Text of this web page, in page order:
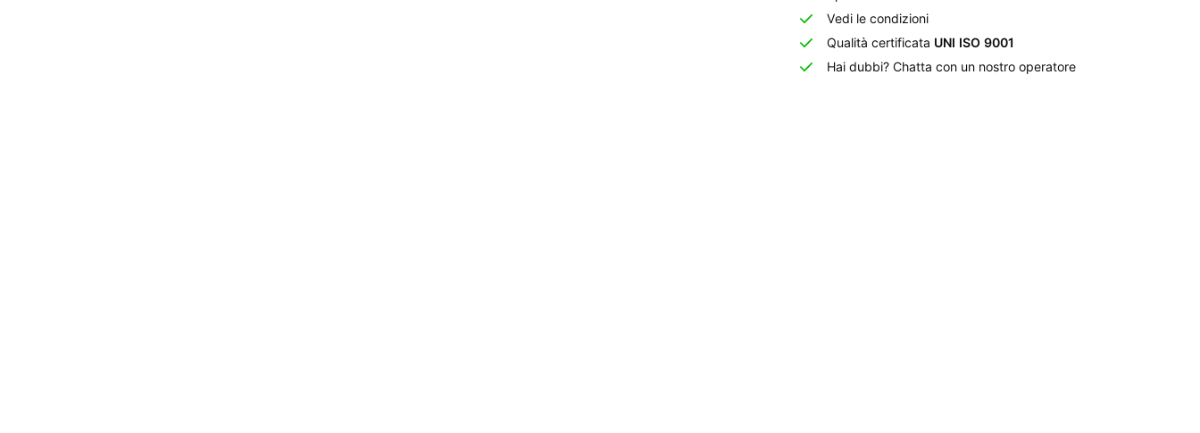
Vedi le condizioni
Qualità certificata UNI ISO 9001
Hai dubbi? Chatta con un nostro operatore